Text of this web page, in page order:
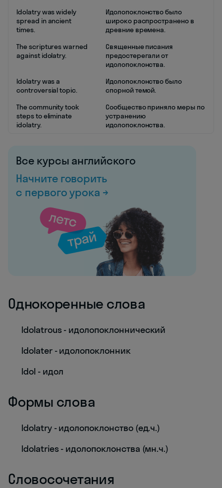
Idolatry was widely
spread in ancient
times.
Идолопоклонство было
широко распространено в
древние времена.
The scriptures warned
against idolatry.
Священные писания
предостерегали от
идолопоклонства.
Idolatry was a
controversial topic.
Идолопоклонство было
спорной темой.
The community took
steps to eliminate
idolatry.
Сообщество приняло меры по
устранению
идолопоклонства.
Все курсы английского
Начните говорить
с первого урока →
Однокоренные слова
Idolatrous - идолопоклоннический
Idolater - идолопоклонник
Idol - идол
Формы слова
Idolatry - идолопоклонство (ед.ч.)
Idolatries - идолопоклонства (мн.ч.)
Словосочетания